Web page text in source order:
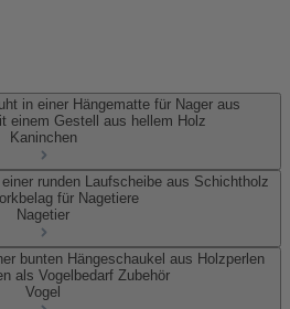
Kaninchen
Nagetier
Vogel